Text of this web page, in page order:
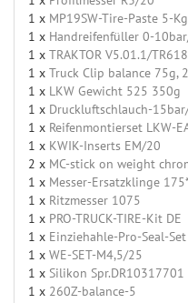
1 x MP19SW-Tire-Paste 5-Kg
1 x Handreifenfüller 0-
1 x TRAKTOR V5.01.1/
1 x Truck Clip balance 75g,
1 x LKW Gewicht 525 350g
1 x Druckluftschlauch-
1 x Reifenmontierset LKW-
1 x KWIK-Inserts EM/20
2 x MC-stick on weight
1 x Messer-Ersatzklinge
1 x Ritzmesser 1075
1 x PRO-TRUCK-TIRE-Kit DE
1 x Einziehahle-Pro-Seal-
1 x WE-SET-M4,5/25
1 x Silikon Spr.DR10317701
1 x 260Z-balance-5